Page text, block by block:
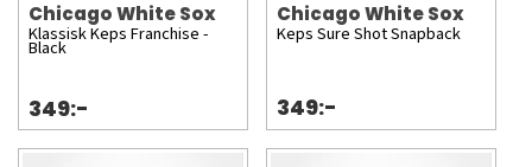
Chicago White Sox
Klassisk Keps Franchise -
Black
349:-
Chicago White Sox
Keps Sure Shot Snapback
349:-